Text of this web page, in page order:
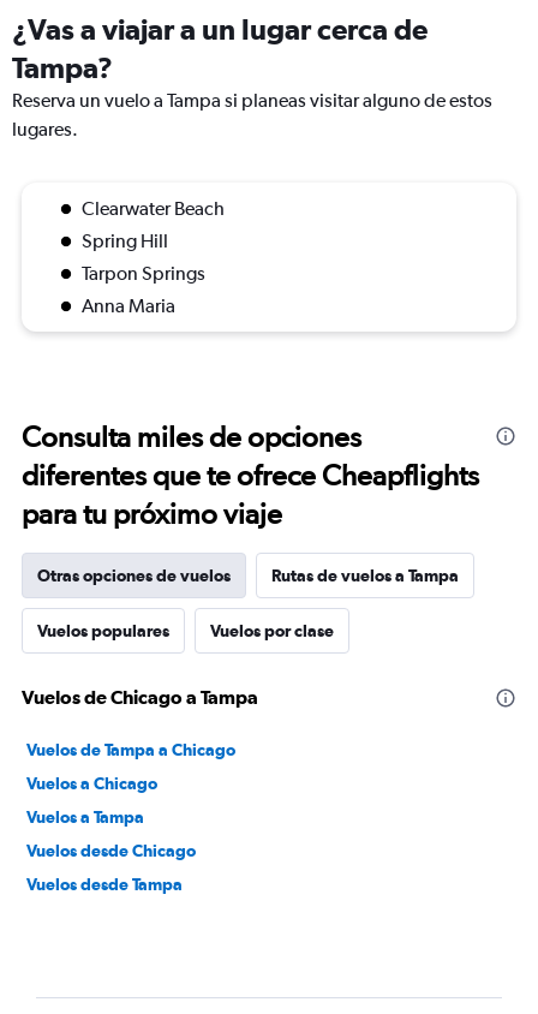
¿Vas a viajar a un lugar cerca de
Tampa?
Reserva un vuelo a Tampa si planeas visitar alguno de estos
lugares.
Clearwater Beach
Spring Hill
Tarpon Springs
Anna Maria
Consulta miles de opciones
diferentes que te ofrece Cheapflights
para tu próximo viaje
Otras opciones de vuelos Rutas de vuelos a Tampa
Vuelos populares Vuelos por clase
Vuelos de Chicago a Tampa
Vuelos de Tampa a Chicago
Vuelos a Chicago
Vuelos a Tampa
Vuelos desde Chicago
Vuelos desde Tampa